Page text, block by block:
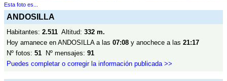
Esta foto es...
ANDOSILLA
Habitantes: 2.511 Altitud: 332 m.
Hoy amanece en ANDOSILLA a las 07:08 y anochece a las 21:17
Nº fotos: 51 Nº mensajes: 91
Puedes completar o corregir la información publicada >>